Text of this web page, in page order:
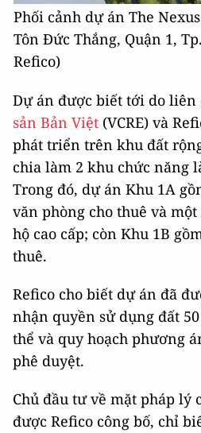
Phối cảnh dự án The
Tôn Đức Thắng, Quận 1,
Refico)
Dự án được biết tới do liên
sản Bản Việt (VCRE) và
phát triển trên khu đất
chia làm 2 khu chức năng
Trong đó, dự án Khu 1A
văn phòng cho thuê và
hộ cao cấp; còn Khu 1B
thuê.
Refico cho biết dự án đã
nhận quyền sử dụng đất
thể và quy hoạch phương
phê duyệt.
Chủ đầu tư về mặt pháp lý
được Refico công bố, chỉ